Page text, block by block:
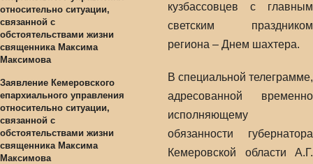
Заявление Кемеровского
епархиального управления
относительно ситуации,
связанной с
обстоятельствами жизни
священника Максима
Максимова
кузбассовцев с главным
светским праздником
региона – Днем шахтера.
В специальной телеграмме,
адресованной временно
исполняющему
обязанности губернатора
Кемеровской области А.Г.